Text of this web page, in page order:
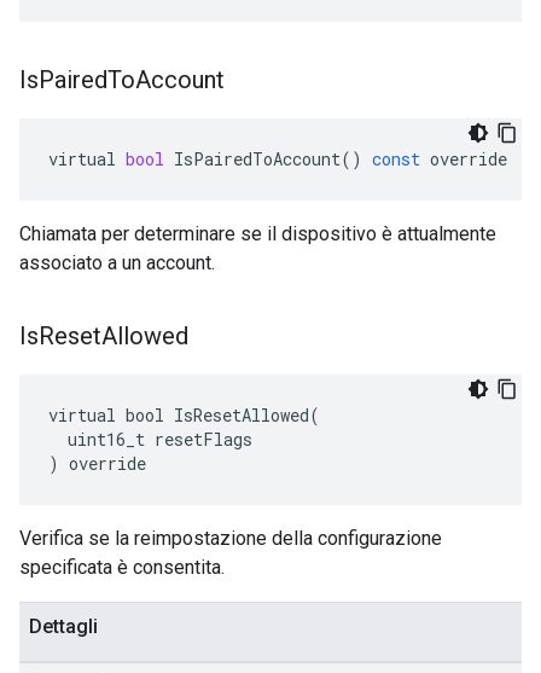
IsPairedToAccount
virtual bool IsPairedToAccount() const override
Chiamata per determinare se il dispositivo è attualmente
associato a un account.
IsResetAllowed
virtual bool IsResetAllowed(
  uint16_t resetFlags
) override
Verifica se la reimpostazione della configurazione
specificata è consentita.
Dettagli